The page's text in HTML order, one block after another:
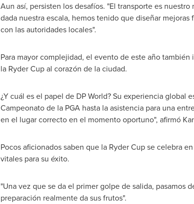
Aun así, persisten los desafíos. "El transporte es
dada nuestra escala, hemos tenido que diseñar
con las autoridades locales".
Para mayor complejidad, el evento de este año
la Ryder Cup al corazón de la ciudad.
¿Y cuál es el papel de DP World? Su experiencia
Campeonato de la PGA hasta la asistencia para una
en el lugar correcto en el momento oportuno", afirmó
Pocos aficionados saben que la Ryder Cup se celebra
vitales para su éxito.
"Una vez que se da el primer golpe de salida, pasamos
preparación realmente da sus frutos".